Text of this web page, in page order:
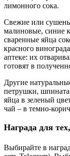
лимонного сока.
Свежие или
малиновые, синие
сваренные яйца
красного
аптеке: их
готовят в
Другие
петрушки, шпината
яйца в зеленый
чай – в темно-
Награда для
Выбирайте в